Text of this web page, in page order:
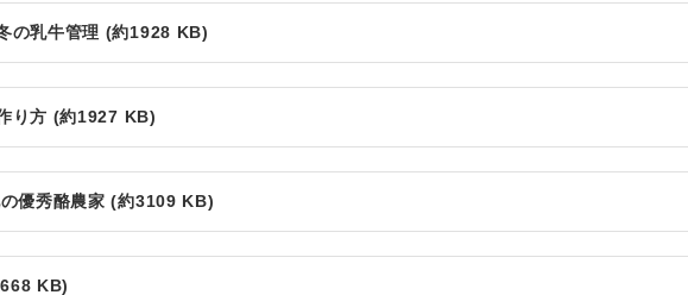
の乳牛管理 (約1928 KB)
り方 (約1927 KB)
優秀酪農家 (約3109 KB)
KB)